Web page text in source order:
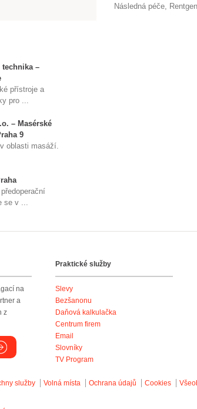
technika –
přístroje a
pro ...
– Masérské
9
oblasti masáží.
se v ...
následná péče
na
a
z
Praktické služby
Slevy
Bezšanonu
Daňová kalkulačka
Centrum firem
Email
Slovníky
TV Program
služby Volná místa Ochrana údajů Cookies